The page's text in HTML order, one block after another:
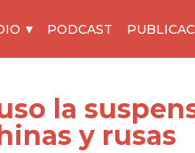
PODCAST
la
y rusas